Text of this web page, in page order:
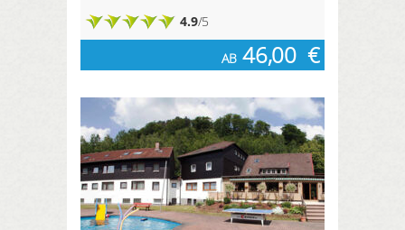
4.9/5
AB 46,00 €